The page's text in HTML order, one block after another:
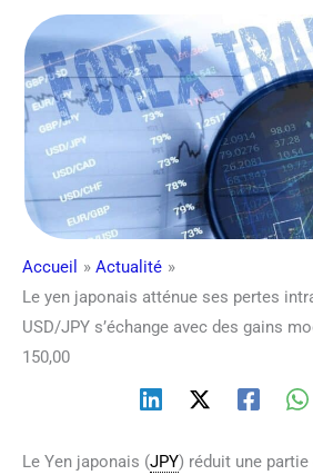
Accueil
Actualité
Le yen japonais atténue ses pertes
USD/JPY s’échange avec des gains
150,00
Le Yen japonais (JPY) réduit une